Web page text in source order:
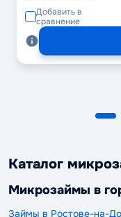
Добавить в
сравнение
Каталог
Микрозаймы в
Займы в Ростове-на-